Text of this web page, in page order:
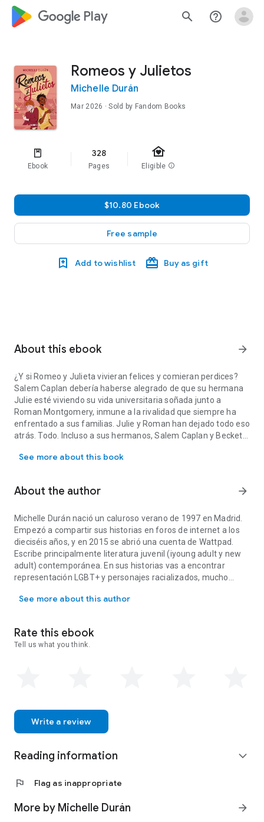
google_logo Play search help_outline
Romeos y Julietos
Michelle Durán
Mar 2026 · Sold by Fandom Books
Ebook
328
Pages
family_home
Eligible info
$10.80 Ebook
Free sample
Add to wishlist Buy as gift
About this ebook arrow_forward
¿Y si Romeo y Julieta vivieran felices y comieran perdices?
Salem Caplan debería haberse alegrado de que su hermana
Julie esté viviendo su vida universitaria soñada junto a
Roman Montgomery, inmune a la rivalidad que siempre ha
enfrentado a sus familias. Julie y Roman han dejado todo eso
atrás. Todo. Incluso a sus hermanos, Salem Caplan y Beckett
de sus primogénitos, se detestan más que nunca. Salem ya
es suficiente. Quizás si lo eligen presidente el consejo
se presenta a las elecciones? Por supuesto: Beckett
Montgomery. Y para colmo de males, además de su vecino y
rival, Montgomery es el mejor amigo de Cruz, de quien Salem
está secreta y profundamente enamorado. ¿Por qué el
cosmos no deja de poner al maldito Beckett Montgomery en
su camino?
See more about this book
About the author arrow_forward
Michelle Durán nació un caluroso verano de 1997 en Madrid.
Empezó a compartir sus historias en foros de internet a los
dieciséis años, y en 2015 se abrió una cuenta de Wattpad.
Escribe principalmente literatura juvenil (iyoung adult y new
adult) contemporánea. En sus historias vas a encontrar
representación LGBT+ y personajes racializados, mucho
See more about this author
Rate this ebook
Tell us what you think.
Write a review
Reading information expand_more
flag Flag as inappropriate
More by Michelle Durán arrow_forward